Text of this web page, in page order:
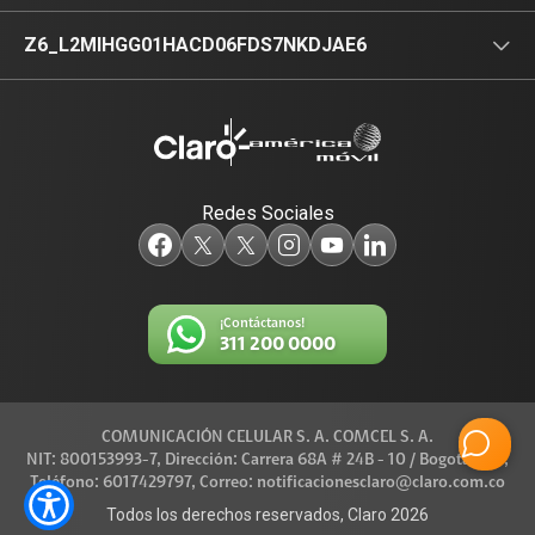
Identidad Digital
Productos
Z6_L2MIHGG01HACD06FDS7NKDJAE6
Redes Sociales
¡Contáctanos!
311 200 0000
COMUNICACIÓN CELULAR S. A. COMCEL S. A.
NIT: 800153993-7, Dirección: Carrera 68A # 24B - 10 / Bogotá D.C.,
Teléfono: 6017429797, Correo: notificacionesclaro@claro.com.co
Todos los derechos reservados, Claro 2026